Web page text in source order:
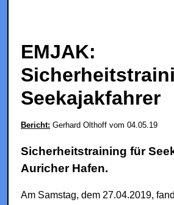
EMJAK:
Seekajakfahrer
Bericht: Gerhard Olthoff vom 04.05.19
Sicherheitstraining für
Auricher Hafen.
Am Samstag, dem 27.04.2019,